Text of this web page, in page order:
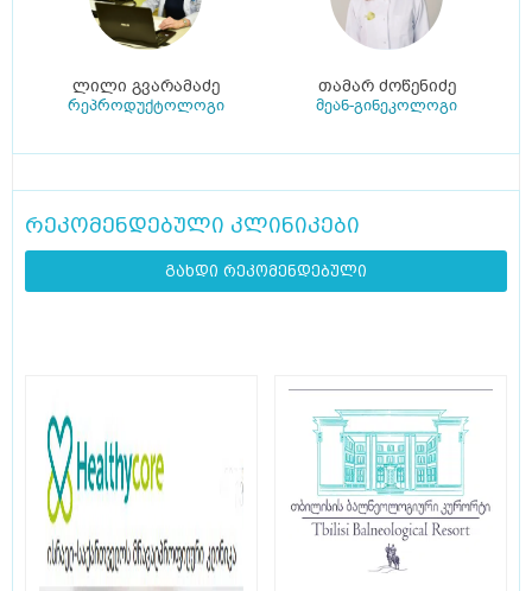
ლილი გვარამაძე
რეპროდუქტოლოგი
თამარ ძოწენიძე
მეან-გინეკოლოგი
რეკომენდებული კლინიკები
გახდი რეკომენდებული